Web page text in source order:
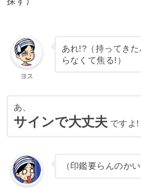
ヨス
あれ!?（持ってき
らなくて焦る!）
あ、
サインで大丈夫 ですよ!
（印鑑要らんのかい